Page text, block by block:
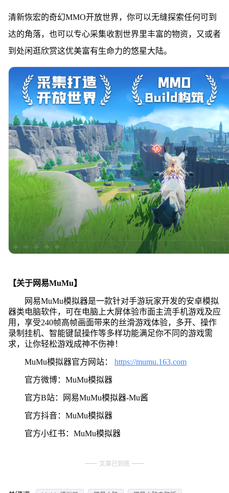
清新恢宏的奇幻MMO开放世界，你可以无缝探索任何可到
达的角落，也可以专心采集收割世界里丰富的物资，又或者
到处闲逛欣赏这优美富有生命力的悠星大陆。
【关于网易MuMu】
网易MuMu模拟器是一款针对手游玩家开发的安卓模拟
器类电脑软件，可在电脑上大屏体验市面主流手机游戏及应
用，享受240帧高帧画面带来的丝滑游戏体验，多开、操作
录制挂机、智能键鼠操作等多样功能满足你不同的游戏需
求，让你轻松游戏成神不伤神！
MuMu模拟器官方网站： https://mumu.163.com
官方微博：MuMu模拟器
官方B站：网易MuMu模拟器-Mu酱
官方抖音：MuMu模拟器
官方小红书：MuMu模拟器
文章已到底